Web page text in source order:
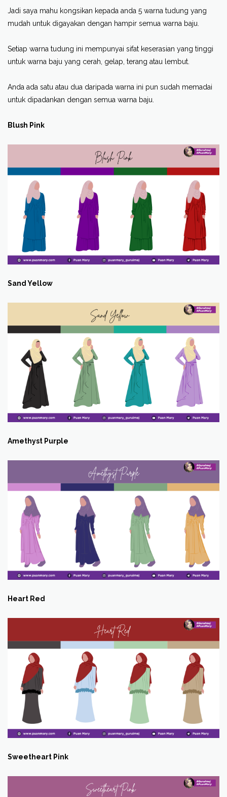
Jadi saya mahu kongsikan kepada anda 5 warna tudung yang
mudah untuk digayakan dengan hampir semua warna baju.
Setiap warna tudung ini mempunyai sifat keserasian yang tinggi
untuk warna baju yang cerah, gelap, terang atau lembut.
Anda ada satu atau dua daripada warna ini pun sudah memadai
untuk dipadankan dengan semua warna baju.
Blush Pink
Sand Yellow
Amethyst Purple
Heart Red
Sweetheart Pink